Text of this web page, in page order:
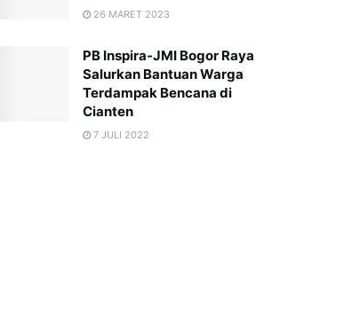
26 MARET 2023
PB Inspira-JMI Bogor Raya
Salurkan Bantuan Warga
Terdampak Bencana di
Cianten
7 JULI 2022